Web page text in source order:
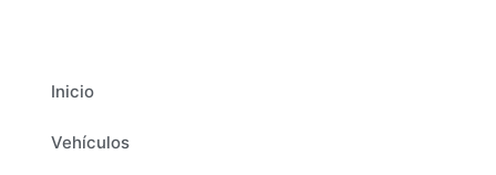
Inicio
Vehículos